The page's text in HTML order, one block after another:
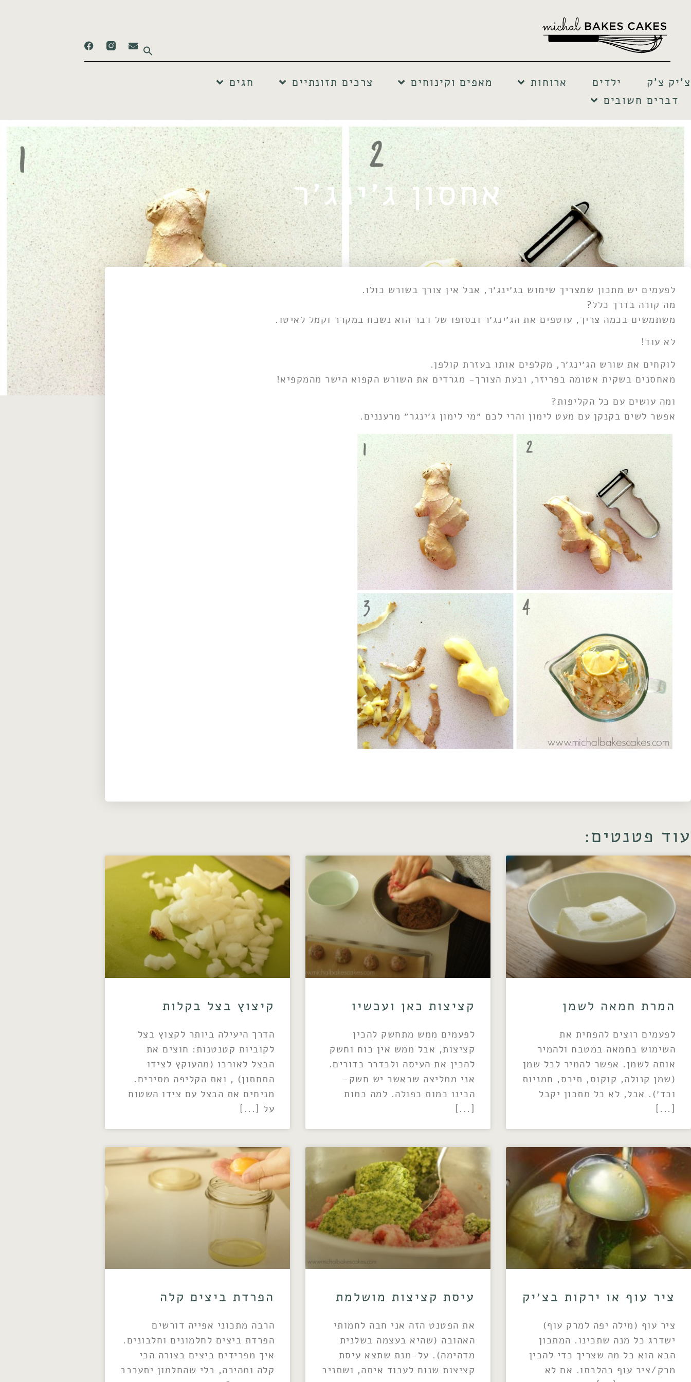
Search
for:
צ'יק צ'ק ילדים ארוחות מאפים וקינוחים צרכים תזונתיים
חגים
דברים חשובים
אחסון ג׳ינג׳ר
לפעמים יש מתכון שמצריך שימוש בג׳ינג׳ר, אבל אין צורך בשורש כולו.
מה קורה בדרך כלל?
משתמשים בכמה צריך, עוטפים את הג׳ינג׳ר ובסופו של דבר הוא נשכח במקרר וקמל לאיטו.
לא עוד!
לוקחים את שורש הג׳ינג׳ר, מקלפים אותו בעזרת קולפן.
מאחסנים בשקית אטומה בפריזר, ובעת הצורך- מגרדים את השורש הקפוא הישר מהמקפיא!
ומה עושים עם כל הקליפות?
אפשר לשים בקנקן עם מעט לימון והרי לכם ״מי לימון ג׳ינגר״ מרעננים.
עוד פטנטים:
המרת חמאה לשמן
לפעמים רוצים להפחית את
השימוש בחמאה במטבח ולהמיר
אותה לשמן. אפשר להמיר לכל שמן
(שמן קנולה, קוקוס, תירס, חמניות
וכד׳). אבל, לא כל מתכון יקבל
קציצות כאן ועכשיו
לפעמים ממש מתחשק להכין
קציצות, אבל ממש אין כוח וחשק
להכין את העיסה ולכדרר כדורים.
אני ממליצה שכאשר יש חשק-
הכינו כמות כפולה. למה כמות
קיצוץ בצל בקלות
הדרך היעילה ביותר לקצוץ בצל
לקוביות קטנטנות: חוצים את
הבצל לאורכו (מהעוקץ לצידו
התחתון) , ואת הקליפה מסירים.
מניחים את הבצל עם צידו השטוח
על
ציר עוף או ירקות בצ׳יק
ציר עוף (מילה יפה למרק עוף)
ישדרג כל מנה שתכינו. המתכון
הבא הוא כל מה שצריך כדי להכין
מרק/ציר עוף כהלכתו. אם לא
עיסת קציצות מושלמת
את הפטנט הזה אני חבה לחמותי
האהובה (שהיא בעצמה בשלנית
מדהימה). על-מנת שתצא עיסת
קציצות שנוח לעבוד איתה, ושתניב
הפרדת ביצים קלה
הרבה מתכוני אפייה דורשים
הפרדת ביצים לחלמונים וחלבונים.
איך מפרידים ביצים בצורה הכי
קלה ומהירה, בלי שהחלמון יתערבב